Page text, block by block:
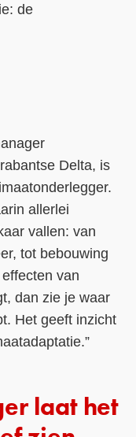
de
Delta, is
allerlei
vallen: van
tot bebouwing
van
dan zie je waar
Het geeft inzicht
laat het